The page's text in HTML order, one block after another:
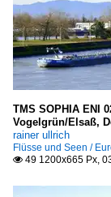
TMS SOPHIA ENI
Vogelgrün/Elsaß,
rainer ullrich
Flüsse und Seen /
 49 1200x665 Px,